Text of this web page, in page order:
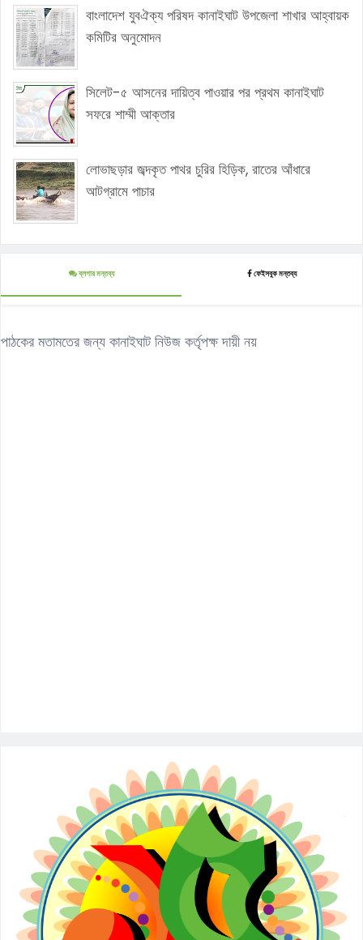
বাংলাদেশ যুবঐক্য পরিষদ কানাইঘাট উপজেলা শাখার আহ্বায়ক
কমিটির অনুমোদন
সিলেট-৫ আসনের দায়িত্ব পাওয়ার পর প্রথম কানাইঘাট
সফরে শাম্মী আক্তার
লোভাছড়ার জব্দকৃত পাথর চুরির হিড়িক, রাতের আঁধারে
আটগ্রামে পাচার
ব্লগার মন্তব্য ফেইসবুক মন্তব্য
পাঠকের মতামতের জন্য কানাইঘাট নিউজ কর্তৃপক্ষ দায়ী নয়